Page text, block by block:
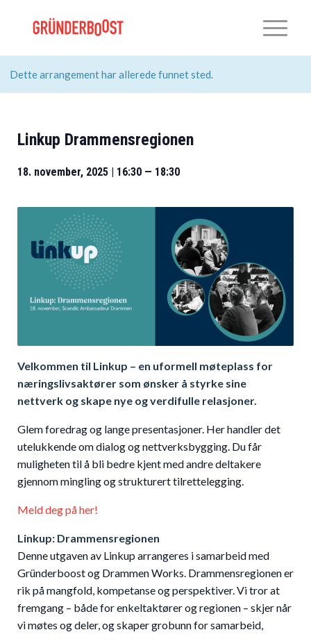
Dette arrangement har allerede funnet sted.
Linkup Drammensregionen
18. november, 2025 | 16:30 — 18:30
Velkommen til Linkup – en uformell møteplass for
næringslivsaktører som ønsker å styrke sine
nettverk og skape nye og verdifulle relasjoner.
Glem foredrag og lange presentasjoner. Her handler det
utelukkende om dialog og nettverksbygging. Du får
muligheten til å bli bedre kjent med andre deltakere
gjennom mingling og strukturert tilrettelegging.
Meld deg på her!
Linkup: Drammensregionen
Denne utgaven av Linkup arrangeres i samarbeid med
Gründerboost og Drammen Works. Drammensregionen er
rik på mangfold, kompetanse og perspektiver. Vi tror at
fremgang – både for enkeltaktører og regionen – skjer når
vi møtes og deler, og skaper grobunn for samarbeid,